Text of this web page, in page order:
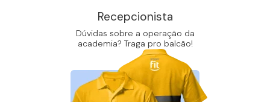
Recepcionista
Dúvidas sobre a operação da
academia? Traga pro balcão!